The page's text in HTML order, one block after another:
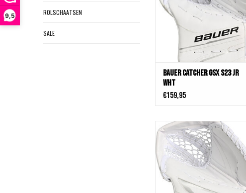
9,5 ROLSCHAATSEN
SALE
Bauer Catcher GSX S23 Jr
Wht
€159,95
Bauer Catcher Vapor X5 Pro Sr Wht
TOEVOEGEN AAN WINKELWAGEN